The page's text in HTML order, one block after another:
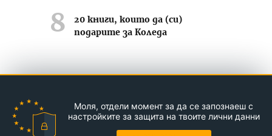
20 книги, които да (си)
подарите за Коледа
Контакти За нас Реклама
Моля, отдели момент за да се запознаеш с
настройките за защита на твоите лични данни